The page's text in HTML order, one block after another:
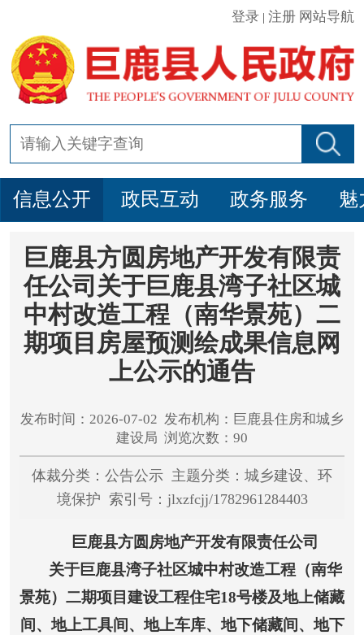
登录 |注册 网站导航
信息公开 政民互动 政务服务 魅
巨鹿县方圆房地产开发有限责
任公司关于巨鹿县湾子社区城
中村改造工程（南华景苑）二
期项目房屋预测绘成果信息网
上公示的通告
发布时间：2026-07-02 发布机构：巨鹿县住房和城乡
建设局 浏览次数：90
体裁分类：公告公示 主题分类：城乡建设、环
境保护 索引号：jlxzfcjj/1782961284403
巨鹿县方圆房地产开发有限责任公司
关于巨鹿县湾子社区城中村改造工程（南华
景苑）二期项目建设工程住宅18号楼及地上储藏
间、地上工具间、地上车库、地下储藏间、地下